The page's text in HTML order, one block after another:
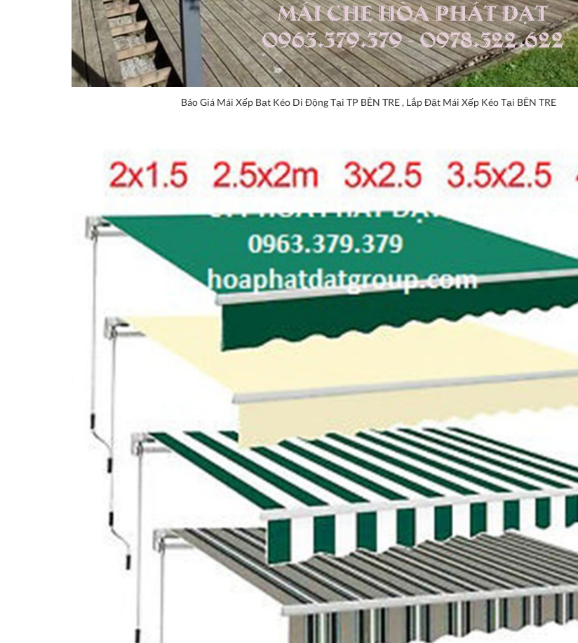
Báo Giá Mái Xếp Bạt Kéo Di Động Tại TP BÊN TRE , Lắp Đặt Mái Xếp Kéo Tại BÊN TRE